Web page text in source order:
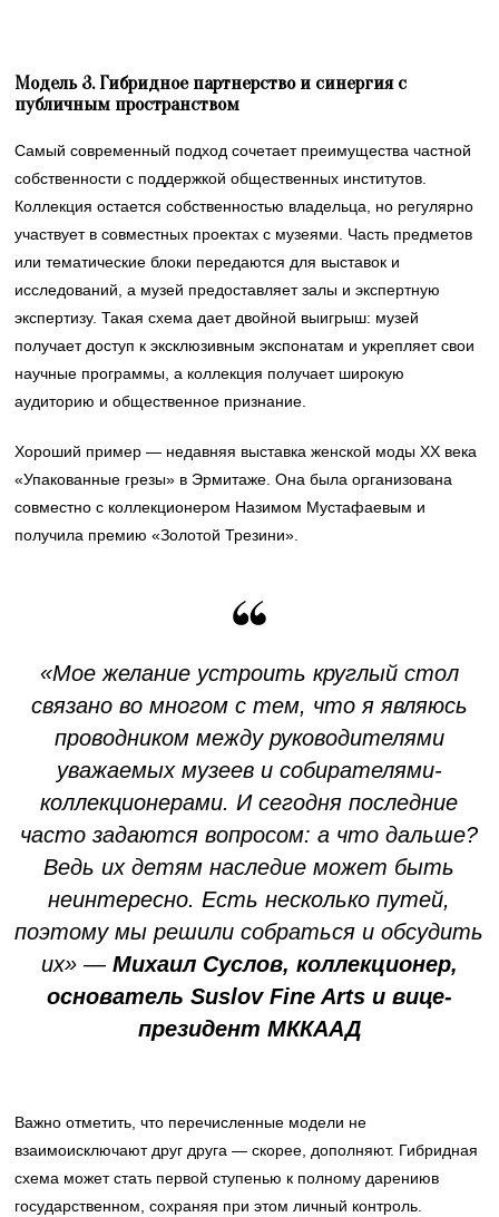
Модель 3. Гибридное партнерство и синергия с
публичным пространством
Самый современный подход сочетает преимущества частной
собственности с поддержкой общественных институтов.
Коллекция остается собственностью владельца, но регулярно
участвует в совместных проектах с музеями. Часть предметов
или тематические блоки передаются для выставок и
исследований, а музей предоставляет залы и экспертную
экспертизу. Такая схема дает двойной выигрыш: музей
получает доступ к эксклюзивным экспонатам и укрепляет свои
научные программы, а коллекция получает широкую
аудиторию и общественное признание.
Хороший пример — недавняя выставка женской моды XX века
«Упакованные грезы» в Эрмитаже. Она была организована
совместно с коллекционером Назимом Мустафаевым и
получила премию «Золотой Трезини».
«Мое желание устроить круглый стол
связано во многом с тем, что я являюсь
проводником между руководителями
уважаемых музеев и собирателями-
коллекционерами. И сегодня последние
часто задаются вопросом: а что дальше?
Ведь их детям наследие может быть
неинтересно. Есть несколько путей,
поэтому мы решили собраться и обсудить
их» — Михаил Суслов, коллекционер,
основатель Suslov Fine Arts и вице-
президент МККААД
Важно отметить, что перечисленные модели не
взаимоисключают друг друга — скорее, дополняют. Гибридная
схема может стать первой ступенью к полному дарениюв
государственном, сохраняя при этом личный контроль.